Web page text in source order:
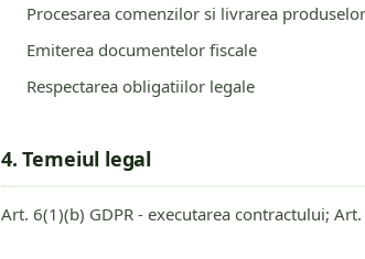
Procesarea comenzilor si livrarea produselor
Emiterea documentelor fiscale
Respectarea obligatiilor legale
4. Temeiul legal
Art. 6(1)(b) GDPR - executarea contractului;